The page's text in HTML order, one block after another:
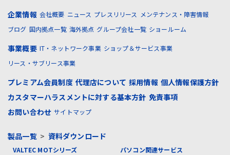
企業情報 会社概要 ニュース プレスリリース
メンテナンス・障害情報
ブログ 国内拠点一覧 海外拠点 グループ会社一覧 ショールーム
事業概要 IT・ネットワーク事業 ショップ＆サービス事業
リース・サブリース事業
プレミアム会員制度 代理店について 採用情報 個人情報保護方針
カスタマーハラスメントに対する基本方針 免責事項
お問い合わせ サイトマップ
製品一覧> 資料ダウンロード
VALTEC MOTシリーズ
パソコン関連サービス